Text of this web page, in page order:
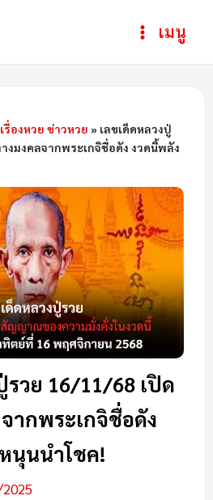
Mainเมนู
รื่องหวย ข่าวหวย » เลขเด็ดหลวงปู่
งมงคลจากพระเกจิชื่อดัง งวดนี้พลัง
รวย 16/11/68 เปิด
ากพระเกจิชื่อดัง
นุนนำโชค!